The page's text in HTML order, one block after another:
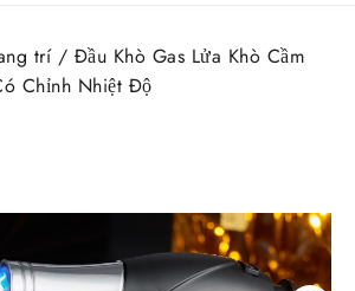
trí/ Đầu Khò Gas Lửa Khò Cầm
Chỉnh Nhiệt Độ